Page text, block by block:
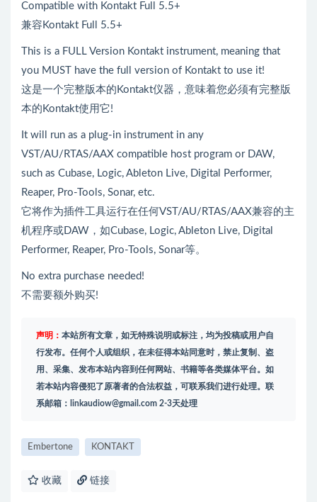
Compatible with Kontakt Full 5.5+
兼容Kontakt Full 5.5+
This is a FULL Version Kontakt instrument, meaning that
you MUST have the full version of Kontakt to use it!
这是一个完整版本的Kontakt仪器，意味着您必须有完整版
本的Kontakt使用它!
It will run as a plug-in instrument in any
VST/AU/RTAS/AAX compatible host program or DAW,
such as Cubase, Logic, Ableton Live, Digital Performer,
Reaper, Pro-Tools, Sonar, etc.
它将作为插件工具运行在任何VST/AU/RTAS/AAX兼容的主
机程序或DAW，如Cubase, Logic, Ableton Live, Digital
Performer, Reaper, Pro-Tools, Sonar等。
No extra purchase needed!
不需要额外购买!
声明： 本站所有文章，如无特殊说明或标注，均为投稿或用户自
行发布。任何个人或组织，在未征得本站同意时，禁止复制、盗
用、采集、发布本站内容到任何网站、书籍等各类媒体平台。如
若本站内容侵犯了原著者的合法权益，可联系我们进行处理。联
系邮箱： linkaudiow@gmail.com 2-3天处理
Embertone KONTAKT
收藏 链接